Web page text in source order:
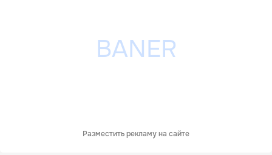
Разместить рекламу на сайте